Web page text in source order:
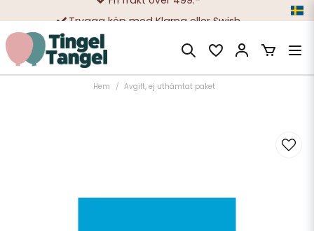
Trygga köp med Klarna eller Swish
10 000-tals nöjda kunder
Hem Avgift, ej uthämtat paket